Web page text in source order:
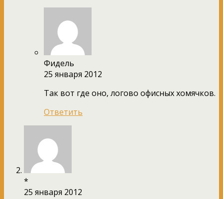
Фидель
25 января 2012
Так вот где оно, логово офисных хомячков.
Ответить
*
25 января 2012